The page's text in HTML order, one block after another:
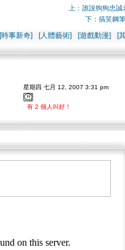
上：誰說狗狗忠誠
下：搞笑鋼筆
[時事新奇] [人體藝術] [遊戲動漫] [
星期四 七月 12, 2007 3:31 pm
有 2 個人叫好！